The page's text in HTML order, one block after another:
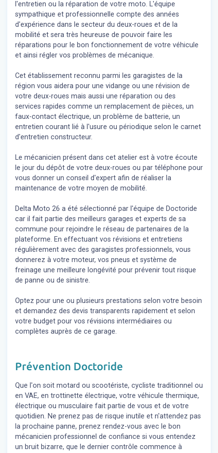
l'entretien ou la réparation de votre moto. L'équipe
sympathique et professionnelle compte des années
d'expérience dans le secteur du deux-roues et de la
mobilité et sera très heureuse de pouvoir faire les
réparations pour le bon fonctionnement de votre véhicule
et ainsi régler vos problèmes de mécanique.
Cet établissement reconnu parmi les garagistes de la
région vous aidera pour une vidange ou une révision de
votre deux-roues mais aussi une réparation ou des
services rapides comme un remplacement de pièces, un
faux-contact électrique, un problème de batterie, un
entretien courant lié à l'usure ou périodique selon le carnet
d'entretien constructeur.
Le mécanicien présent dans cet atelier est à votre écoute
le jour du dépôt de votre deux-roues ou par téléphone pour
vous donner un conseil d'expert afin de réaliser la
maintenance de votre moyen de mobilité.
Delta Moto 26 a été sélectionné par l'équipe de Doctoride
car il fait partie des meilleurs garages et experts de sa
commune pour rejoindre le réseau de partenaires de la
plateforme. En effectuant vos révisions et entretiens
régulièrement avec des garagistes professionnels, vous
donnerez à votre moteur, vos pneus et système de
freinage une meilleure longévité pour prévenir tout risque
de panne ou de sinistre.
Optez pour une ou plusieurs prestations selon votre besoin
et demandez des devis transparents rapidement et selon
votre budget pour vos révisions intermédiaires ou
complètes auprès de ce garage.
Prévention Doctoride
Que l'on soit motard ou scootériste, cycliste traditionnel ou
en VAE, en trottinette électrique, votre véhicule thermique,
électrique ou musculaire fait partie de vous et de votre
quotidien. Ne prenez pas de risque inutile et n'attendez pas
la prochaine panne, prenez rendez-vous avec le bon
mécanicien professionnel de confiance si vous entendez
un bruit bizarre, que le dernier contrôle commence à